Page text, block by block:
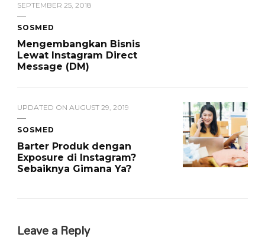
SEPTEMBER 25, 2018
SOSMED
Mengembangkan Bisnis
Lewat Instagram Direct
Message (DM)
UPDATED ON AUGUST 29, 2019
SOSMED
Barter Produk dengan
Exposure di Instagram?
Sebaiknya Gimana Ya?
Leave a Reply